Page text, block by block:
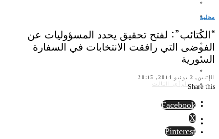
الرأي الثالث
محلية
“الكتائب”: لفتح تحقيق يحدد المسؤوليات عن
الفوضى التي رافقت الانتخابات في السفارة
السورية
الإثنين, 2 يونيو 2014, 20:15
Share this
Facebook
X
Pinterest